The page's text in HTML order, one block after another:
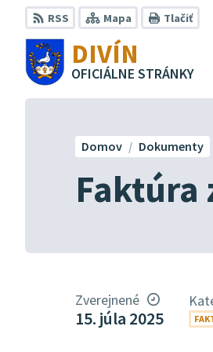
Preskočiť
na
obsah
RSS Mapa Tlačiť
DIVÍN
OFICIÁLNE STRÁNKY
Faktúra
Domov Dokumenty
Zverejnené
15. júla 2025